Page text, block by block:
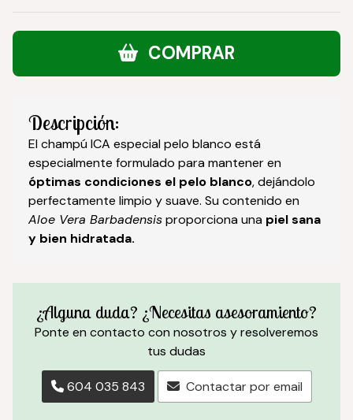
COMPRAR
Descripción:
El champú ICA especial pelo blanco está
especialmente formulado para mantener en
óptimas condiciones el pelo blanco, dejándolo
perfectamente limpio y suave. Su contenido en
Aloe Vera Barbadensisproporciona una piel sana
y bien hidratada.
¿Alguna duda? ¿Necesitas asesoramiento?
Ponte en contacto con nosotros y resolveremos
tus dudas
604 035 843 Contactar por email